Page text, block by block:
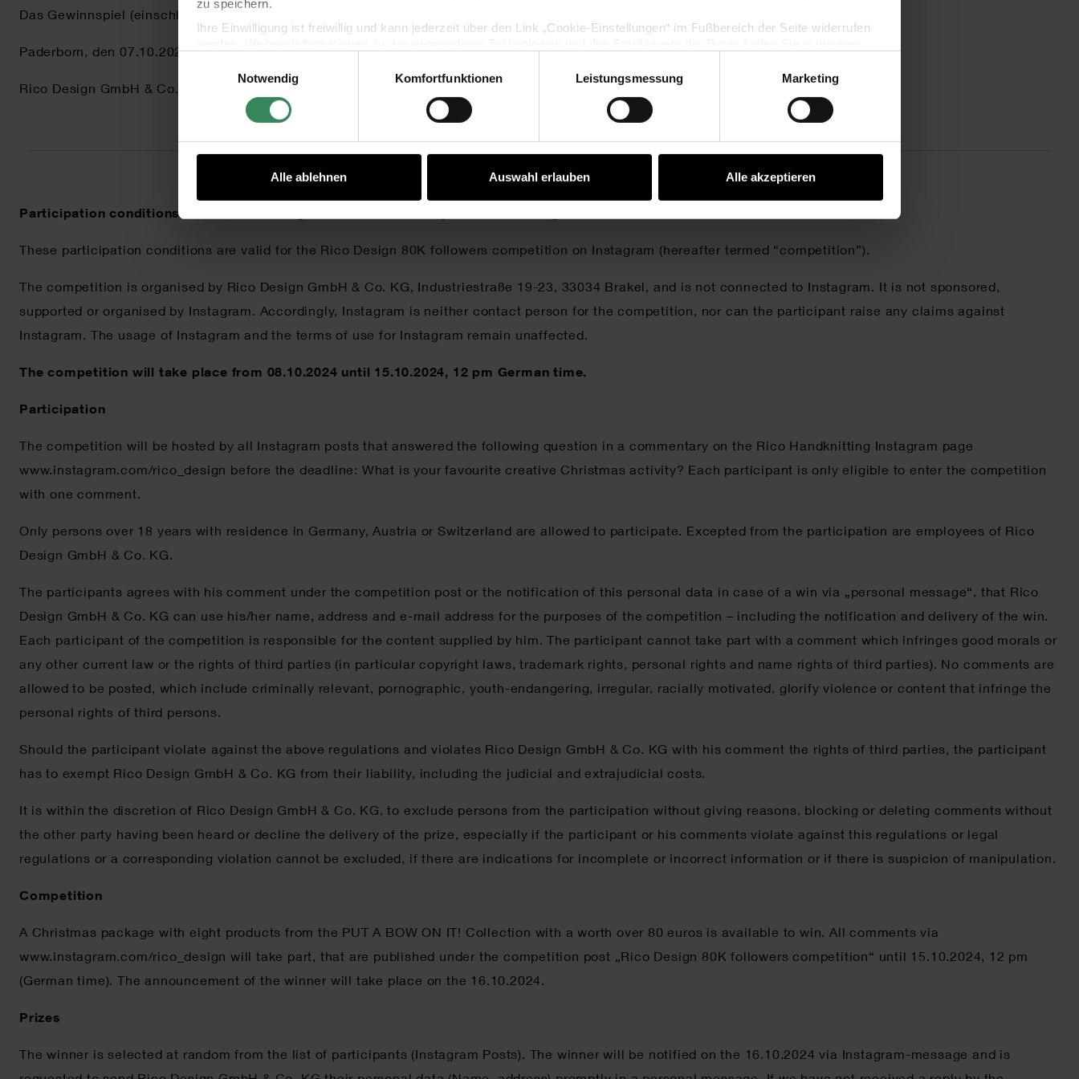
zu speichern.
Ihre Einwilligung ist freiwillig und kann jederzeit über den Link „Cookie-Einstellungen“ im Fußbereich der Seite widerrufen
Impressum
Datenschutz Vertrag widerrufen
Einwilligungsauswahl
Notwendig
Komfortfunktionen Leistungsmessung Marketing
Alle ablehnen Auswahl erlauben Alle akzeptieren
Das Gewinnspiel (einschließlich dieser Teilnahmebedingungen) unterliegt deutschem Recht. Der Rechtsweg ist ausgeschlossen.
Paderborn, den 07.10.2024
Rico Design GmbH & Co. KG
Participation conditions for the Rico Design 80K followers competition on Instagram
These participation conditions are valid for the Rico Design 80K followers competition on Instagram (hereafter termed “competition”).
The competition is organised by Rico Design GmbH & Co. KG, Industriestraße 19-23, 33034 Brakel, and is not connected to Instagram. It is not sponsored,
supported or organised by Instagram. Accordingly, Instagram is neither contact person for the competition, nor can the participant raise any claims against
Instagram. The usage of Instagram and the terms of use for Instagram remain unaffected.
The competition will take place from 08.10.2024 until 15.10.2024, 12 pm German time.
Participation
The competition will be hosted by all Instagram posts that answered the following question in a commentary on the Rico Handknitting Instagram page
www.instagram.com/rico_design before the deadline: What is your favourite creative Christmas activity? Each participant is only eligible to enter the competition
with one comment.
Only persons over 18 years with residence in Germany, Austria or Switzerland are allowed to participate. Excepted from the participation are employees of Rico
Design GmbH & Co. KG.
The participants agrees with his comment under the competition post or the notification of this personal data in case of a win via „personal message“, that Rico
Design GmbH & Co. KG can use his/her name, address and e-mail address for the purposes of the competition – including the notification and delivery of the win.
Each participant of the competition is responsible for the content supplied by him. The participant cannot take part with a comment which infringes good morals or
any other current law or the rights of third parties (in particular copyright laws, trademark rights, personal rights and name rights of third parties). No comments are
allowed to be posted, which include criminally relevant, pornographic, youth-endangering, irregular, racially motivated, glorify violence or content that infringe the
personal rights of third persons.
Should the participant violate against the above regulations and violates Rico Design GmbH & Co. KG with his comment the rights of third parties, the participant
has to exempt Rico Design GmbH & Co. KG from their liability, including the judicial and extrajudicial costs.
It is within the discretion of Rico Design GmbH & Co. KG, to exclude persons from the participation without giving reasons, blocking or deleting comments without
the other party having been heard or decline the delivery of the prize, especially if the participant or his comments violate against this regulations or legal
regulations or a corresponding violation cannot be excluded, if there are indications for incomplete or incorrect information or if there is suspicion of manipulation.
Competition
A Christmas package with eight products from the PUT A BOW ON IT! Collection with a worth over 80 euros is available to win. All comments via
www.instagram.com/rico_design will take part, that are published under the competition post „Rico Design 80K followers competition“ until 15.10.2024, 12 pm
(German time). The announcement of the winner will take place on the 16.10.2024.
Prizes
The winner is selected at random from the list of participants (Instagram Posts). The winner will be notified on the 16.10.2024 via Instagram-message and is